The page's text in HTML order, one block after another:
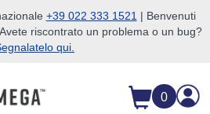
+39 022 333 1521 | Benvenuti
riscontrato un problema o un bug?
qui.
0